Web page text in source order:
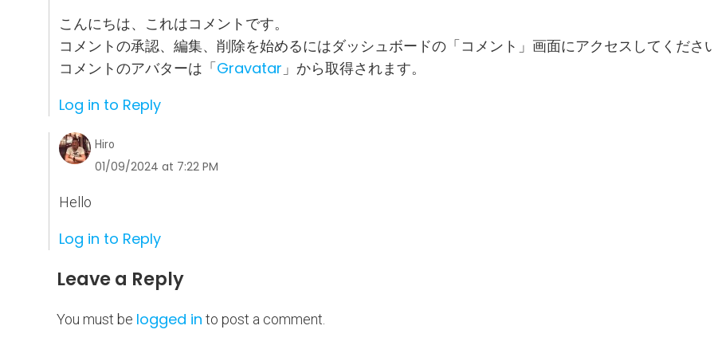
こんにちは、これはコメントです。
コメントの承認、編集、削除を始めるにはダッシュボードの「コメント」画面にアクセスしてくださ
コメントのアバターは「Gravatar 」から取得されます。
Log in to Reply
Hiro
01/09/2024 at 7:22 PM
Hello
Log in to Reply
Leave a Reply
You must be logged in to post a comment.